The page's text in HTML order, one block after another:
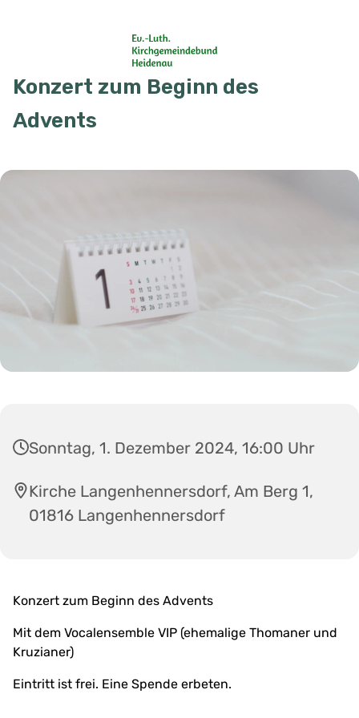
Konzert zum Beginn des
Advents
Sonntag, 1. Dezember 2024, 16:00 Uhr
Kirche Langenhennersdorf, Am Berg 1,
01816 Langenhennersdorf
Konzert zum Beginn des Advents
Mit dem Vocalensemble VIP (ehemalige Thomaner und
Kruzianer)
Eintritt ist frei. Eine Spende erbeten.